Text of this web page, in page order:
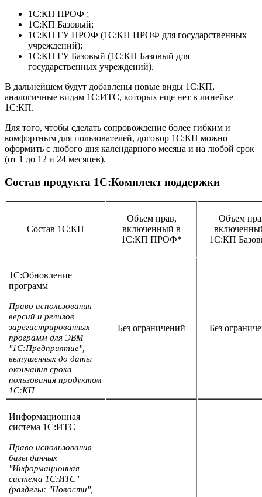
1С:КП ПРОФ ;
1С:КП Базовый;
1С:КП ГУ ПРОФ (1С:КП ПРОФ для государственных
учреждений);
1С:КП ГУ Базовый (1С:КП Базовый для
государственных учреждений).
В дальнейшем будут добавлены новые виды 1С:КП,
аналогичные видам 1С:ИТС, которых еще нет в линейке
1С:КП.
Для того, чтобы сделать сопровождение более гибким и
комфортным для пользователей, договор 1С:КП можно
оформить с любого дня календарного месяца и на любой срок
(от 1 до 12 и 24 месяцев).
Состав продукта 1С:Комплект поддержки
Состав 1С:КП
Объем прав,
включенный в
1С:КП ПРОФ*
Объем
1С:КП
1С:Обновление
программ
Право использования
версий и релизов
зарегистрированных
программ для ЭВМ
"1С:Предприятие",
выпущенных до даты
окончания срока
пользования продуктом
1С:КП
Без ограничений Без
Информационная
система 1С:ИТС
Право использования
базы данных
"Информационная
система 1С:ИТС"
(разделы: "Новости",